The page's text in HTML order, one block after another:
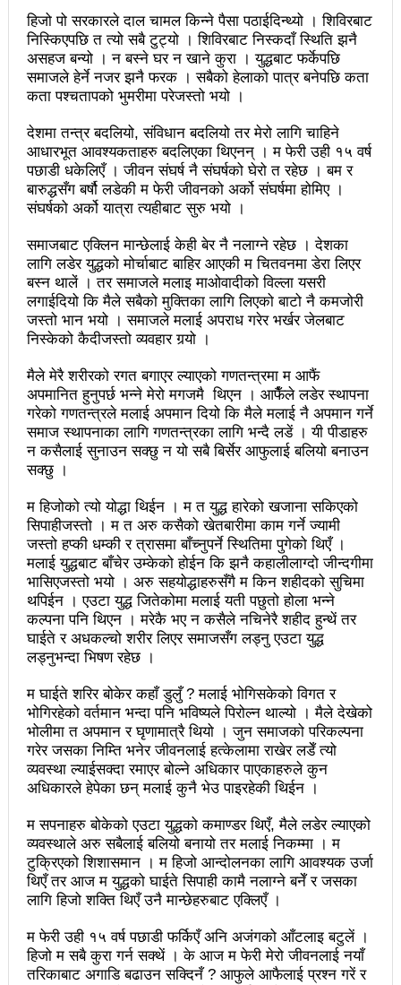
कविता – सुख भोग
समाचार हटाउने अदालतको आदेश र पत्रकार पक्राउ पुर्जीबारे
काउन्सिल सुक्ष्म अध्ययनमा
लोकतान्त्रिक सहिद सन्तति वृत्ति कोष स्थापनाः सहिदका
बालबालिकाको शिक्षामा खर्च हुने
महिनावारी स्वच्छताका लागि ३९२ साइकल यात्रीको
नवलपरासी काठमाडौँ सम्पर्क समन्वय समितिको अध्यक्षमा
विश्वकर्मा
राजावादीको आन्दोलनः आगलागीमा पत्रकारको मृत्यु
परिचालन
राजावादीको प्रदर्शन थप उग्रः केही स्थानमा कर्फ्यु आदेश
काठमाडौँमा माओवादीको नेतृत्वमा विशाल जनप्रदर्शन
राजावादी र प्रहरीबिच झडपः तीनकुने-वानेश्वर क्षेत्र तनावग्रस्त
लव प्याकुरेलद्वारा निर्देशित वृत्तचित्र ‘गर्ल्स रिराइटिङ डेस्टीनी’
लाई अडियन्स च्वाइस अवार्ड
प्रेस सेन्टरको महाधिवेसनमा पुरस्कृत हुँदै यी पत्रकार
भरतपुरका १ सय २९ सुकुम्बासी घरधुरीलाई लालपूर्जा वितरण
हानलाई मजदुर संगठनहरुको ध्यानाकर्षण पत्र, देशैभर
अभियानात्मक कार्यक्रम
‘महिला अधिकारका निम्ति सदनबाट कानून बनाउन ढिला भयो’
सहिद स्मृति दिवसमा माओवादी बेलकोटगढी नगरद्वारा वैचारिक,
त्रिदेशीय विद्युत ब्यापार सम्झौता नेपालका लागि कोशेढुंगाः
प्रचण्ड
कविता- म हैन भने
आवश्यकता मिडिया साक्षरताको
३ महिनामा प्रेस स्वतन्त्रता हननका १३ घटना
काउन्सिलद्वारा ४ वटा सञ्चार माध्यमको कालोसूची फुकुवा, ३
हिजो पो सरकारले दाल चामल किन्ने पैसा पठाईदिन्थ्यो । शिविरबाट
निस्किएपछि त त्यो सबै टुट्यो । शिविरबाट निस्कदाँ स्थिति झनै
असहज बन्यो । न बस्ने घर न खाने कुरा । युद्धबाट फर्केपछि
समाजले हेर्ने नजर झनै फरक । सबैको हेलाको पात्र बनेपछि कता
कता पश्चतापको भुमरीमा परेजस्तो भयो ।
देशमा तन्त्र बदलियो, संविधान बदलियो तर मेरो लागि चाहिने
आधारभूत आवश्यकताहरु बदलिएका थिएनन् । म फेरी उही १५ वर्ष
पछाडी धकेलिएँ । जीवन संघर्ष नै संघर्षको घेरो त रहेछ । बम र
बारुद्धसँग बर्षौ लडेकी म फेरी जीवनको अर्को संघर्षमा होमिए ।
संघर्षको अर्को यात्रा त्यहीबाट सुरु भयो ।
समाजबाट एक्लिन मान्छेलाई केही बेर नै नलाग्ने रहेछ । देशका
लागि लडेर युद्धको मोर्चाबाट बाहिर आएकी म चितवनमा डेरा लिएर
बस्न थाले‌ं । तर समाजले मलाइ मा‌ओवादीको विल्ला यसरी
लगाईदियो कि मैले सबैको मुक्तिका लागि लिएको बाटो नै कमजोरी
जस्तो भान भयो । समाजले मलाई अपराध गरेर भर्खर जेलबाट
निस्केको कैदीजस्तो व्यवहार गर्‍यो ।
मैले मेरै शरीरको रगत बगाएर ल्याएको गणतन्त्रमा म आफैं
अपमानित हुनुपर्छ भन्ने मेरो मगजमै थिएन । आफैँले लडेर स्थापना
गरेको गणतन्त्रले मलाई अपमान दियो कि मैले मलाई नै अपमान गर्ने
समाज स्थापनाका लागि गणतन्त्रका लागि भन्दै लडें । यी पीडाहरु
न कसैलाई सुनाउन सक्छु न यो सबै बिर्सेर आफुलाई बलियो बनाउन
सक्छु ।
म हिजोको त्यो योद्धा थिईन । म त युद्ध हारेको खजाना सकिएको
सिपाहीजस्तो । म त अरु कसैको खेतबारीमा काम गर्ने ज्यामी
जस्तो हप्की धम्की र त्रासमा बाँच्नुपर्ने स्थितिमा पुगेको थिएँ ।
मलाई युद्धबाट बाँचेर उम्केको होईन कि झनै कहालीलाग्दो जीन्दगीमा
भासिएजस्तो भयो । अरु सहयोद्धाहरुसँगै म किन शहीदको सुचिमा
थपिईन । एउटा युद्ध जितेकोमा मलाई यती पछुतो होला भन्ने
कल्पना पनि थिएन । मरेकै भए न कसैले नचिनेरै शहीद हुन्थें तर
घाईते र अधकल्चो शरीर लिएर समाजसँग लड्नु एउटा युद्ध
लड्नुभन्दा भिषण रहेछ ।
म घाईते शरिर बोकेर कहाँ डुलुँ ? मलाई भोगिसकेको विगत र
भोगिरहेको वर्तमान भन्दा पनि भविष्यले पिरोल्न थाल्यो । मैले देखेको
भोलीमा त अपमान र घृणामात्रै थियो । जुन समाजको परिकल्पना
गरेर जसका निम्ति भनेर जीवनलाई हत्केलामा राखेर लडेँ त्यो
व्यवस्था ल्याईसक्दा रमाएर बोल्ने अधिकार पाएकाहरुले कुन
अधिकारले हेपेका छन् मलाई कुनै भेउ पाइरहेकी थिईन ।
म सपनाहरु बोकेको एउटा युद्धको कमाण्डर थिएँ, मैले लडेर ल्याएको
व्यवस्थाले अरु सबैलाई बलियो बनायो तर मलाई निकम्मा । म
टुक्रिएको शिशासमान । म हिजो आन्दोलनका लागि आवश्यक उर्जा
थिएँ तर आज म युद्धको घाईते सिपाही कामै नलाग्ने बनेँ र जसका
लागि हिजो शक्ति थिएँ उनै मान्छेहरुबाट एक्लिएँ ।
म फेरी उही १५ वर्ष पछाडी फर्किएँ अनि अजंगको आँटलाइ बटुलें ।
हिजो म सबै कुरा गर्न सक्थें । के आज म फेरी मेरो जीवनलाई नयाँ
तरिकाबाट अगाडि बढाउन सक्दिनँ ? आफुले आफैलाई प्रश्न गरें र